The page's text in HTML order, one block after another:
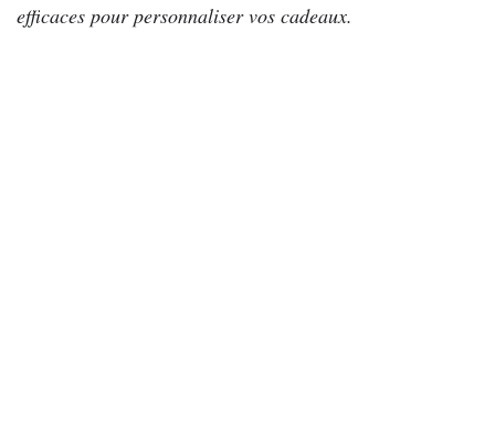
efficaces pour personnaliser vos cadeaux.